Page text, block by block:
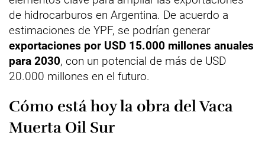
de hidrocarburos en Argentina. De acuerdo a
estimaciones de YPF, se podrían generar
exportaciones por USD 15.000 millones anuales
para 2030, con un potencial de más de USD
20.000 millones en el futuro.
Cómo está hoy la obra del Vaca
Muerta Oil Sur